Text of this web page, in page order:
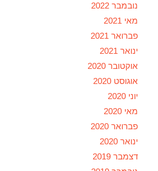
נובמבר 2022
מאי 2021
פברואר 2021
ינואר 2021
אוקטובר 2020
אוגוסט 2020
יוני 2020
מאי 2020
פברואר 2020
ינואר 2020
דצמבר 2019